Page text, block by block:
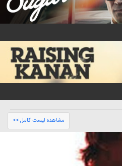
مشاهده لیست کامل >>